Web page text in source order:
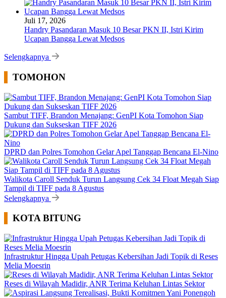
Juli 17, 2026
Handry Pasandaran Masuk 10 Besar PKN II, Istri Kirim
Ucapan Bangga Lewat Medsos
Selengkapnya
TOMOHON
Sambut TIFF, Brandon Menajang: ​GenPI Kota Tomohon Siap
Dukung dan Sukseskan TIFF 2026
DPRD dan Polres Tomohon Gelar Apel Tanggap Bencana El-Nino
Walikota Caroll Senduk Turun Langsung Cek 34 Float Megah Siap
Tampil di TIFF pada 8 Agustus
Selengkapnya
KOTA BITUNG
Infrastruktur Hingga Upah Petugas Kebersihan Jadi Topik di Reses
Melia Moesrin
Reses di Wilayah Madidir, ANR Terima Keluhan Lintas Sektor